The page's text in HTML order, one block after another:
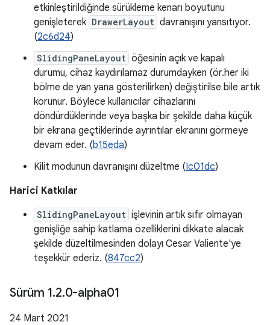
etkinleştirildiğinde sürükleme kenarı boyutunu
genişleterek DrawerLayout davranışını yansıtıyor.
(2c6d24)
SlidingPaneLayout öğesinin açık ve kapalı
durumu, cihaz kaydırılamaz durumdayken (ör.her iki
bölme de yan yana gösterilirken) değiştirilse bile artık
korunur. Böylece kullanıcılar cihazlarını
döndürdüklerinde veya başka bir şekilde daha küçük
bir ekrana geçtiklerinde ayrıntılar ekranını görmeye
devam eder. (b15eda)
Kilit modunun davranışını düzeltme (Ic01dc)
Harici Katkılar
SlidingPaneLayout işlevinin artık sıfır olmayan
genişliğe sahip katlama özelliklerini dikkate alacak
şekilde düzeltilmesinden dolayı Cesar Valiente'ye
teşekkür ederiz. (847cc2)
Sürüm 1.2.0-alpha01
24 Mart 2021